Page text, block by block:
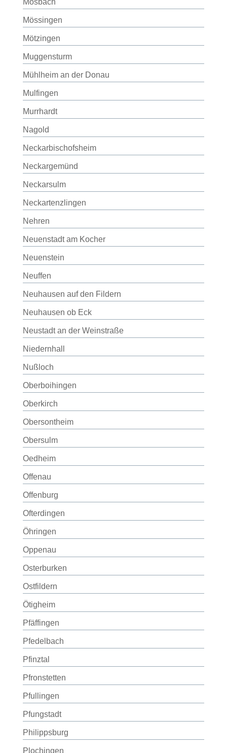
Mosbach
Mössingen
Mötzingen
Muggensturm
Mühlheim an der Donau
Mulfingen
Murrhardt
Nagold
Neckarbischofsheim
Neckargemünd
Neckarsulm
Neckartenzlingen
Nehren
Neuenstadt am Kocher
Neuenstein
Neuffen
Neuhausen auf den Fildern
Neuhausen ob Eck
Neustadt an der Weinstraße
Niedernhall
Nußloch
Oberboihingen
Oberkirch
Obersontheim
Obersulm
Oedheim
Offenau
Offenburg
Ofterdingen
Öhringen
Oppenau
Osterburken
Ostfildern
Ötigheim
Pfäffingen
Pfedelbach
Pfinztal
Pfronstetten
Pfullingen
Pfungstadt
Philippsburg
Plochingen